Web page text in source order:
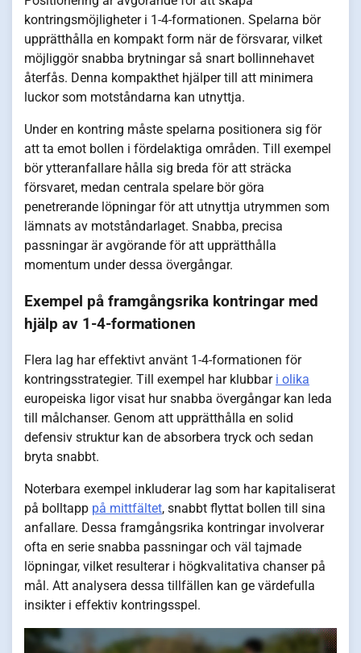
kontringsmöjligheter i 1-4-formationen. Spelarna bör
upprätthålla en kompakt form när de försvarar, vilket
möjliggör snabba brytningar så snart bollinnehavet
återfås. Denna kompakthet hjälper till att minimera
luckor som motståndarna kan utnyttja.
Under en kontring måste spelarna positionera sig för
att ta emot bollen i fördelaktiga områden. Till exempel
bör ytteranfallare hålla sig breda för att sträcka
försvaret, medan centrala spelare bör göra
penetrerande löpningar för att utnyttja utrymmen som
lämnats av motståndarlaget. Snabba, precisa
passningar är avgörande för att upprätthålla
momentum under dessa övergångar.
Exempel på framgångsrika kontringar med
hjälp av 1-4-formationen
Flera lag har effektivt använt 1-4-formationen för
kontringsstrategier. Till exempel har klubbar i olika
europeiska ligor visat hur snabba övergångar kan leda
till målchanser. Genom att upprätthålla en solid
defensiv struktur kan de absorbera tryck och sedan
bryta snabbt.
Noterbara exempel inkluderar lag som har kapitaliserat
på bolltapp på mittfältet, snabbt flyttat bollen till sina
anfallare. Dessa framgångsrika kontringar involverar
ofta en serie snabba passningar och väl tajmade
löpningar, vilket resulterar i högkvalitativa chanser på
mål. Att analysera dessa tillfällen kan ge värdefulla
insikter i effektiv kontringsspel.